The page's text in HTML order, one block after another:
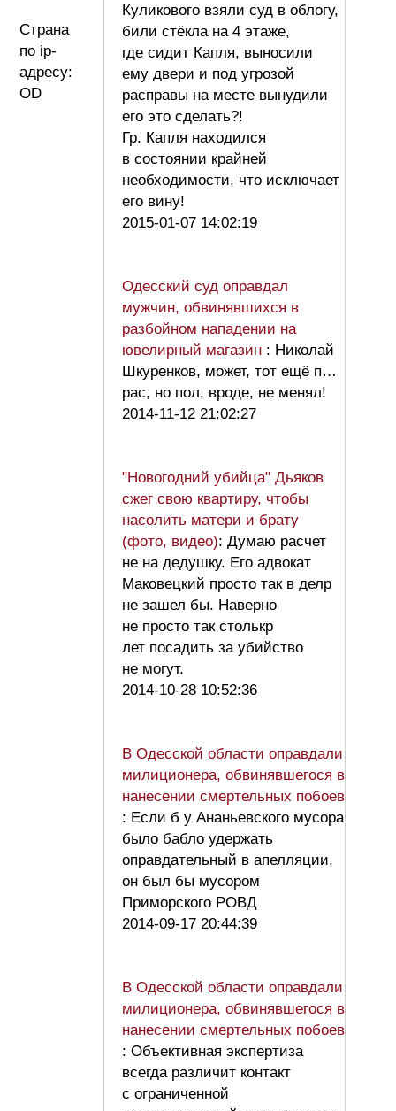
Страна
по ip-
адресу:
OD
Куликового взяли суд в облогу,
били стёкла на 4 этаже,
где сидит Капля, выносили
ему двери и под угрозой
расправы на месте вынудили
его это сделать?!
Гр. Капля находился
в состоянии крайней
необходимости, что исключает
его вину!
2015-01-07 14:02:19
Одесский суд оправдал
мужчин, обвинявшихся в
разбойном нападении на
ювелирный магазин : Николай
Шкуренков, может, тот ещё п…
рас, но пол, вроде, не менял!
2014-11-12 21:02:27
"Новогодний убийца" Дьяков
сжег свою квартиру, чтобы
насолить матери и брату
(фото, видео): Думаю расчет
не на дедушку. Его адвокат
Маковецкий просто так в делр
не зашел бы. Наверно
не просто так столькр
лет посадить за убийство
не могут.
2014-10-28 10:52:36
В Одесской области оправдали
милиционера, обвинявшегося в
нанесении смертельных побоев
: Если б у Ананьевского мусора
было бабло удержать
оправдательный в апелляции,
он был бы мусором
Приморского РОВД
2014-09-17 20:44:39
В Одесской области оправдали
милиционера, обвинявшегося в
нанесении смертельных побоев
: Объективная экспертиза
всегда различит контакт
с ограниченной